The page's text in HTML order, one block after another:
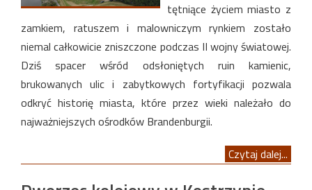
tętniące życiem miasto z
zamkiem, ratuszem i malowniczym rynkiem zostało
niemal całkowicie zniszczone podczas II wojny światowej.
Dziś spacer wśród odsłoniętych ruin kamienic,
brukowanych ulic i zabytkowych fortyfikacji pozwala
odkryć historię miasta, które przez wieki należało do
najważniejszych ośrodków Brandenburgii.
Czytaj dalej...